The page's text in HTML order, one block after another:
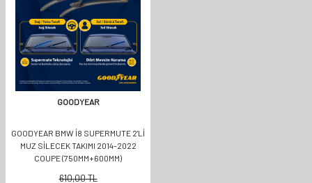
GOODYEAR
GOODYEAR BMW İ8 SUPERMUTE 2'LI
MUZ SILECEK TAKIMI 2014-2022
COUPE (750MM+600MM)
610,00TL